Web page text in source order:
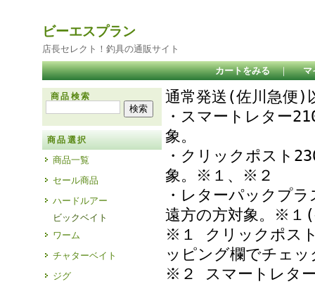
ビーエスプラン
店長セレクト！釣具の通販サイト
カートをみる ｜ マ
商品検索
商品選択
商品一覧
セール商品
ハードルアー
ビックベイト
ワーム
チャターベイト
ジグ
通常発送(佐川急便)
・スマートレター
象
・クリックポスト
象。※１、※２
・レターパックプ
遠方の方対象。※１
※１ クリックポス
ッピング欄でチェ
※２ スマートレタ